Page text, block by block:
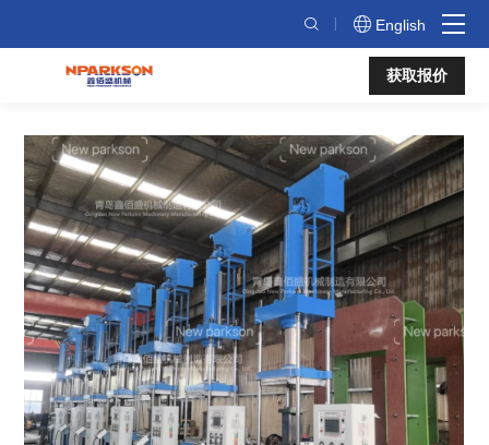
气
簧
硫
化
机
为
高
品
质
English
获取报价